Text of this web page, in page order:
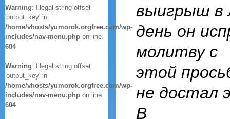
Warning: Illegal string offset
'output_key' in
/home/vhosts/yumorok.orgfree.com/wp-
includes/nav-menu.php on line
604
Warning: Illegal string offset
'output_key' in
/home/vhosts/yumorok.orgfree.com/wp-
includes/nav-menu.php on line
604
выигрыш в
день он
молитву с
этой
не достал
В